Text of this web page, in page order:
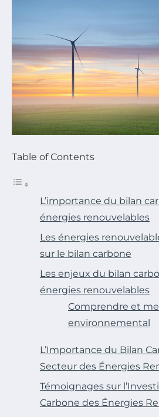
Table of Contents
L’importance du bilan
énergies renouvelables
Les énergies
sur le bilan carbone
Les enjeux du bilan
énergies renouvelables
Comprendre et
environnemental
L’Importance du Bilan
Secteur des Énergies
Témoignages sur
Carbone des Énergies